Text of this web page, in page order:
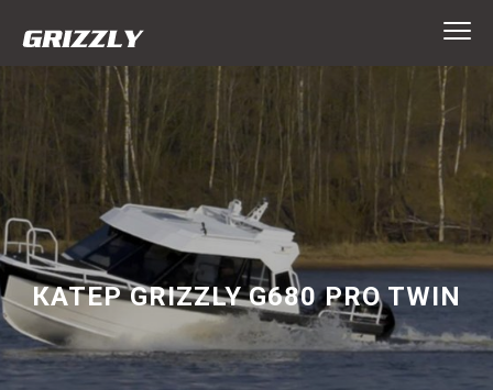
КАТЕР GRIZZLY G680 PRO TWIN